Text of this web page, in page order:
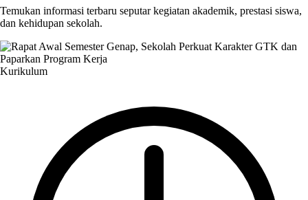
Temukan informasi terbaru seputar kegiatan akademik, prestasi siswa,
dan kehidupan sekolah.
Kurikulum